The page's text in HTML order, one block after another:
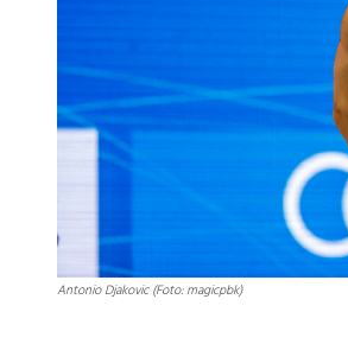
Antonio Djakovic (Foto: magicpbk)